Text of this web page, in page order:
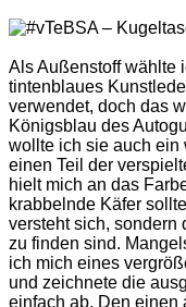
Als Außenstoff wählte
tintenblaues
verwendet, doch das
Königsblau des
wollte ich sie auch ein
einen Teil der
hielt mich an das
krabbelnde Käfer
versteht sich, sondern
zu finden sind.
ich mich eines
und zeichnete die
einfach ab. Den einen